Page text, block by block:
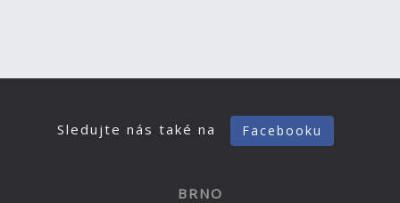
Sledujte nás také na Facebooku
BRNO